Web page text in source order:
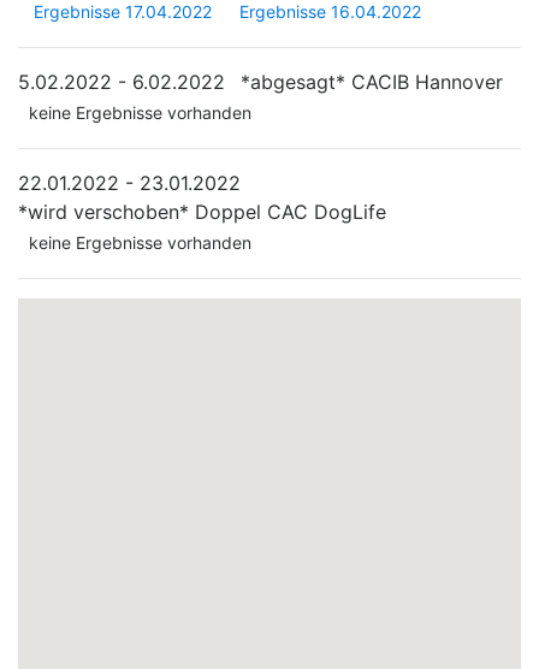
Ergebnisse 17.04.2022 Ergebnisse 16.04.2022
5.02.2022 - 6.02.2022 *abgesagt* CACIB Hannover
keine Ergebnisse vorhanden
22.01.2022 - 23.01.2022
*wird verschoben* Doppel CAC DogLife
keine Ergebnisse vorhanden